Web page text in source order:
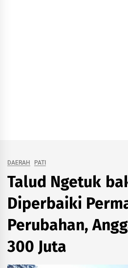
DAERAH PATI
Talud Ngetuk
Diperbaiki
Perubahan,
300 Juta